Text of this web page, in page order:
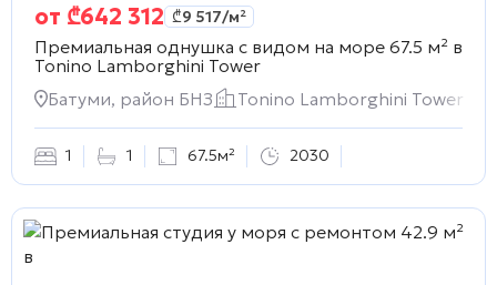
от ₾642 312 ₾9 517/м²
Премиальная однушка с видом на море 67.5 м² в
Tonino Lamborghini Tower
Батуми, район БНЗ
Tonino Lamborghini Tower
1 1 67.5м² 2030